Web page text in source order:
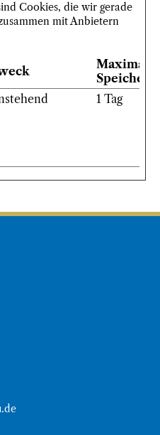
Cookies, die wir gerade
mit Anbietern
Maximale
1 Tag